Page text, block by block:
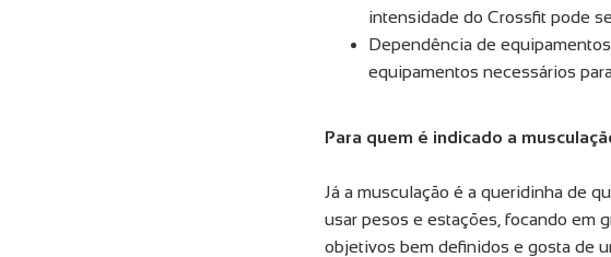
intensidade do Crossfit pode
Dependência de
equipamentos necessários
Para quem é indicado a
Já a musculação é a queridinha de
usar pesos e estações, focando em
objetivos bem definidos e gosta de